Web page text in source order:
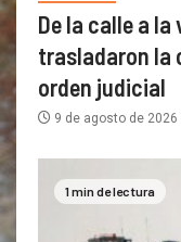
De la calle a
trasladaron la
orden judicial
9 de agosto de 2026
1 min de lectura